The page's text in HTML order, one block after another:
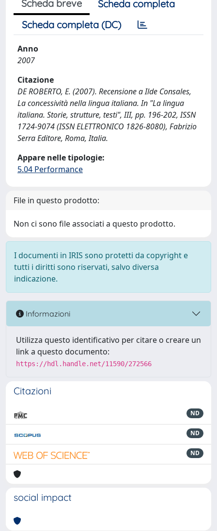
Scheda breve
Scheda completa
Scheda completa (DC)
Anno
2007
Citazione
DE ROBERTO, E. (2007). Recensione a Ilde Consales,
La concessività nella lingua italiana. In "La lingua
italiana. Storie, strutture, testi", III, pp. 196-202, ISSN
1724-9074 (ISSN ELETTRONICO 1826-8080), Fabrizio
Serra Editore, Roma, Italia.
Appare nelle tipologie:
5.04 Performance
File in questo prodotto:
Non ci sono file associati a questo prodotto.
I documenti in IRIS sono protetti da copyright e
tutti i diritti sono riservati, salvo diversa
indicazione.
Informazioni
Utilizza questo identificativo per citare o creare un
link a questo documento:
https://hdl.handle.net/11590/272566
Citazioni
ND
ND
ND
social impact